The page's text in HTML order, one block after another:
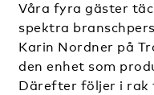
Våra fyra gäster
spektra
Karin Nordner på
den enhet som
Därefter följer i rak